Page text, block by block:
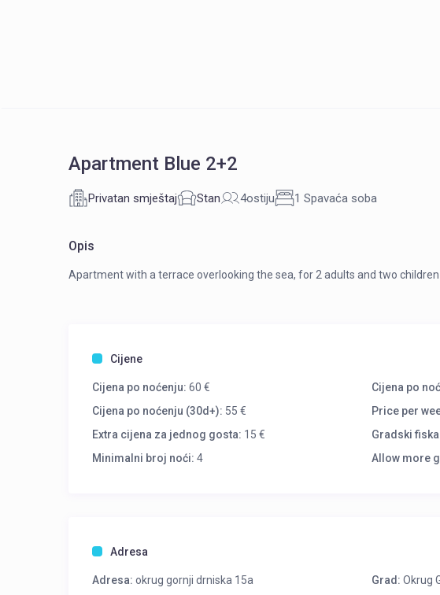
Apartment Blue 2+2
Privatan smještaj Stan 4ostiju 1 Spavaća soba
Opis
Apartment with a terrace overlooking the sea, for 2 adults and two
Cijene
Cijena po noćenju: 60 € Cijena po
Cijena po noćenju (30d+): 55 € Price per
Extra cijena za jednog gosta: 15 € Gradski
Minimalni broj noći: 4 Allow more
Adresa
Adresa: okrug gornji drniska 15a Grad: Okrug